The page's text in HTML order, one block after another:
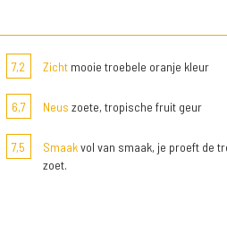
7,2 Zichtmooie troebele oranje kleur
6,7 Neus zoete, tropische fruit geur
7,5 Smaakvol van smaak, je proeft de
zoet.